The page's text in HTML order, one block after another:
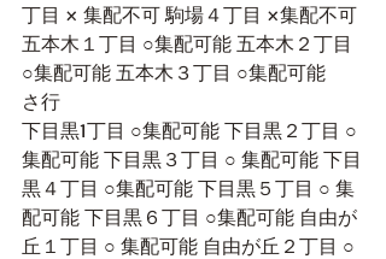
丁目 × 集配不可 駒場４丁目 ×集配不可
五本木１丁目 ○集配可能 五本木２丁目
○集配可能 五本木３丁目 ○集配可能
さ行
下目黒1丁目 ○集配可能 下目黒２丁目 ○
集配可能 下目黒３丁目 ○ 集配可能 下目
黒４丁目 ○集配可能 下目黒５丁目 ○ 集
配可能 下目黒６丁目 ○集配可能 自由が
丘１丁目 ○ 集配可能 自由が丘２丁目 ○